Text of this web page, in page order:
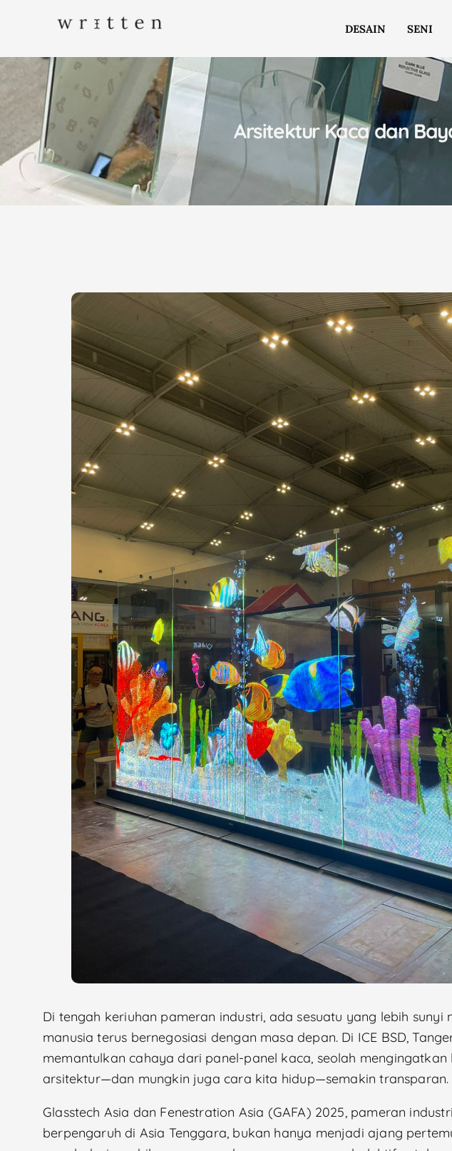
DESAIN SENI
Arsitektur Kaca dan
Di tengah keriuhan pameran industri, ada sesuatu yang lebih sunyi
manusia terus bernegosiasi dengan masa depan. Di ICE BSD,
memantulkan cahaya dari panel-panel kaca, seolah
arsitektur—dan mungkin juga cara kita hidup—semakin transparan.
Glasstech Asia dan Fenestration Asia (GAFA) 2025, pameran
berpengaruh di Asia Tenggara, bukan hanya menjadi ajang